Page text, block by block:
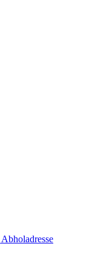
Abholadresse